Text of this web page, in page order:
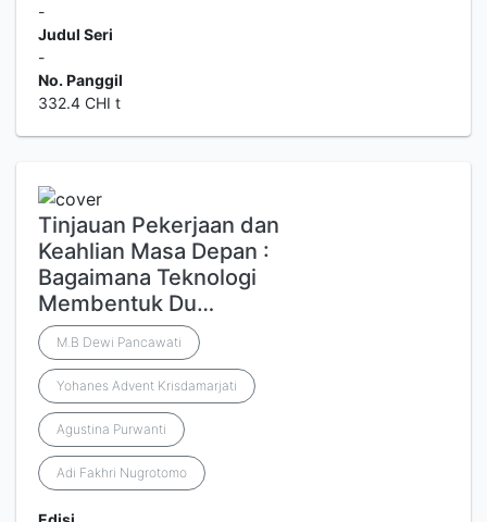
-
Judul Seri
-
No. Panggil
332.4 CHI t
Tinjauan Pekerjaan dan
Keahlian Masa Depan :
Bagaimana Teknologi
Membentuk Du…
M.B Dewi Pancawati
Yohanes Advent Krisdamarjati
Agustina Purwanti
Adi Fakhri Nugrotomo